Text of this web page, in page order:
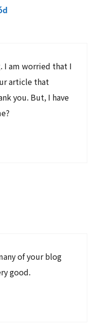
I am worried that I
article that
you. But, I have
of your blog
good.